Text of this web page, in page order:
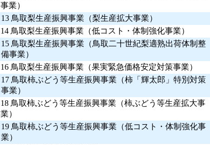
事業）
13 鳥取梨生産振興事業（梨生産拡大事業）
14 鳥取梨生産振興事業（低コスト・体制強化事業）
15 鳥取梨生産振興事業（鳥取二十世紀梨適熟出荷体制整
備事業）
16 鳥取梨生産振興事業（果実緊急価格安定対策事業）
17 鳥取柿ぶどう等生産振興事業（柿「輝太郎」特別対策
事業）
18 鳥取柿ぶどう等生産振興事業（柿ぶどう等生産拡大事
業）
19 鳥取柿ぶどう等生産振興事業（低コスト・体制強化事
業）